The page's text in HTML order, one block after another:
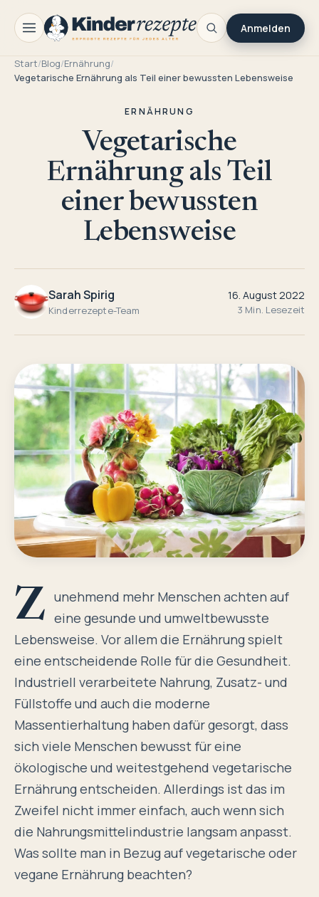
Anmelden
Start/Blog/Ernährung/
Vegetarische Ernährung als Teil einer bewussten Lebensweise
ERNÄHRUNG
Vegetarische
Ernährung als Teil
einer bewussten
Lebensweise
Sarah Spirig
Kinderrezepte-Team
16. August 2022
3 Min. Lesezeit
Z unehmend mehr Menschen achten auf
eine gesunde und umweltbewusste
Lebensweise. Vor allem die Ernährung spielt
eine entscheidende Rolle für die Gesundheit.
Industriell verarbeitete Nahrung, Zusatz- und
Füllstoffe und auch die moderne
Massentierhaltung haben dafür gesorgt, dass
sich viele Menschen bewusst für eine
ökologische und weitestgehend vegetarische
Ernährung entscheiden. Allerdings ist das im
Zweifel nicht immer einfach, auch wenn sich
die Nahrungsmittelindustrie langsam anpasst.
Was sollte man in Bezug auf vegetarische oder
vegane Ernährung beachten?